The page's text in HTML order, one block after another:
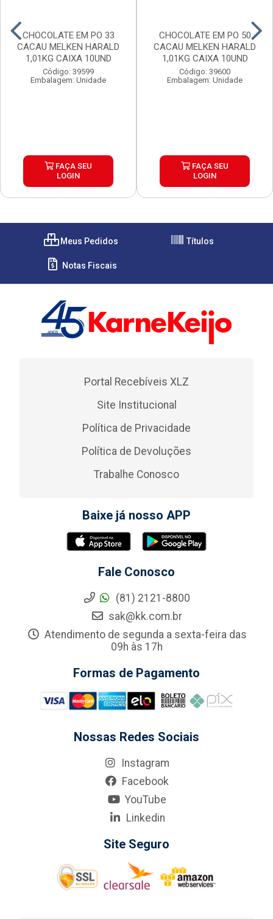
CHOCOLATE EM PO 33
CACAU MELKEN HARALD
1,01KG CAIXA 10UND
Código: 39599
Embalagem: Unidade
FAÇA SEU
LOGIN
CHOCOLATE EM PO 50
CACAU MELKEN HARALD
1,01KG CAIXA 10UND
Código: 39600
Embalagem: Unidade
FAÇA SEU
LOGIN
Meus Pedidos Títulos
Notas Fiscais
Portal Recebíveis XLZ
Site Institucional
Política de Privacidade
Política de Devoluções
Trabalhe Conosco
Baixe já nosso APP
Fale Conosco
(81) 2121-8800
sak@kk.com.br
Atendimento de segunda a sexta-feira das
09h às 17h
Formas de Pagamento
Nossas Redes Sociais
Instagram
Facebook
YouTube
Linkedin
Site Seguro